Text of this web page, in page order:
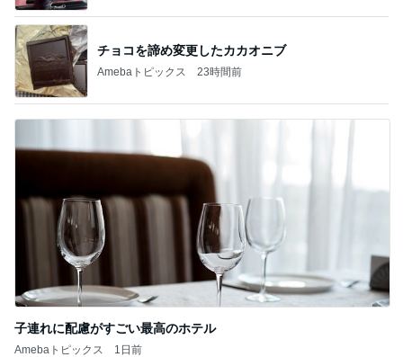
チョコを諦め変更したカカオニブ
Amebaトピックス 23時間前
子連れに配慮がすごい最高のホテル
Amebaトピックス 1日前